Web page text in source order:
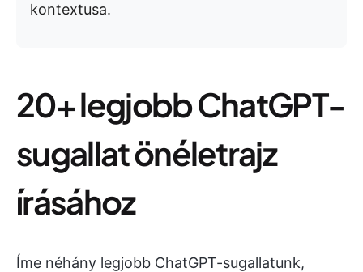
kontextusa.
20+ legjobb ChatGPT-
sugallat önéletrajz
írásához
Íme néhány legjobb ChatGPT-sugallatunk,